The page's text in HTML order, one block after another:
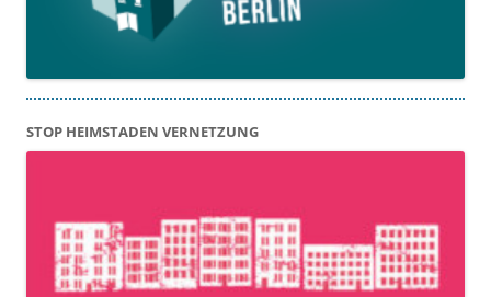
STOP HEIMSTADEN VERNETZUNG